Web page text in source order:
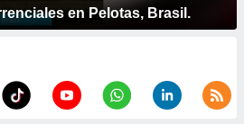
en Pelotas, Brasil.